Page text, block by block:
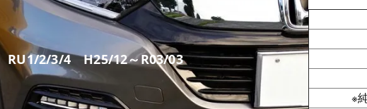
RU1/2/3/4 H25/12～R03/03
※